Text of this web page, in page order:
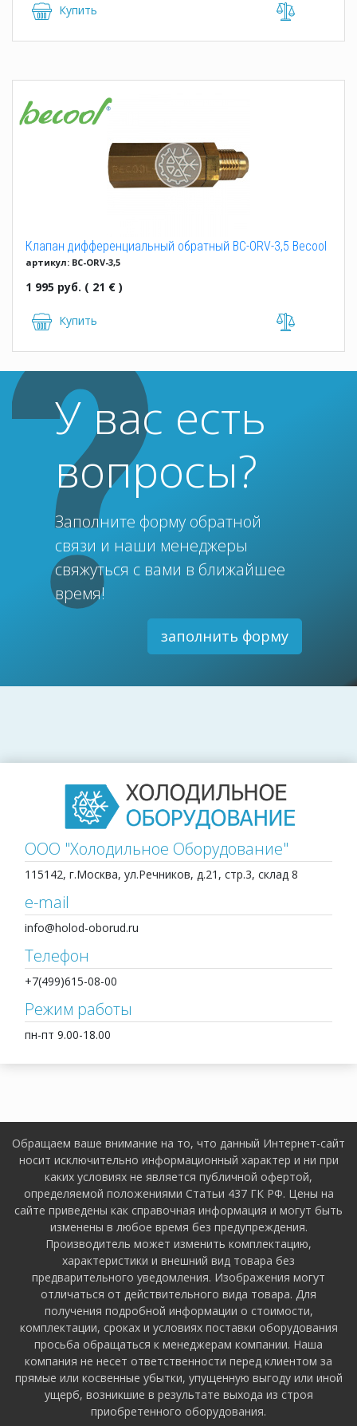
Купить
Клапан дифференциальный обратный BC-ORV-3,5 Becool
артикул: BC-ORV-3,5
1 995 руб. ( 21 € )
Купить
У вас есть
вопросы?
Заполните форму обратной
связи и наши менеджеры
свяжуться с вами в ближайшее
время!
заполнить форму
ООО "Холодильное Оборудование"
115142, г.Москва, ул.Речников, д.21, стр.3, склад 8
e-mail
info@holod-oborud.ru
Телефон
+7(499)615-08-00
Режим работы
пн-пт 9.00-18.00
Обращаем ваше внимание на то, что данный Интернет-сайт
носит исключительно информационный характер и ни при
каких условиях не является публичной офертой,
определяемой положениями Статьи 437 ГК РФ. Цены на
сайте приведены как справочная информация и могут быть
изменены в любое время без предупреждения.
Производитель может изменить комплектацию,
характеристики и внешний вид товара без
предварительного уведомления. Изображения могут
отличаться от действительного вида товара. Для
получения подробной информации о стоимости,
комплектации, сроках и условиях поставки оборудования
просьба обращаться к менеджерам компании. Наша
компания не несет ответственности перед клиентом за
прямые или косвенные убытки, упущенную выгоду или иной
ущерб, возникшие в результате выхода из строя
приобретенного оборудования.